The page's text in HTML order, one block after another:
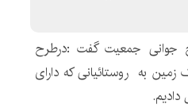
جوانی جمعیت گفت :درطرح
نیز 287پلاک زمین به روستائیانی که دارای